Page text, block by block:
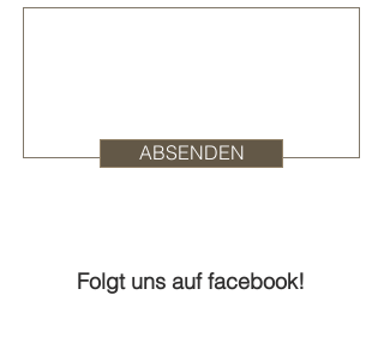
ABSENDEN
Folgt uns auf facebook!